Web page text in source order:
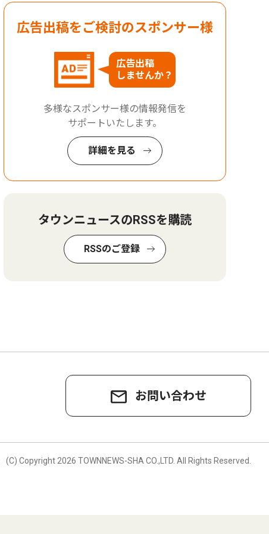
広告出稿をご検討のスポンサー様
広告出稿
しませんか？
多様なスポンサー様の情報発信を
サポートいたします。
詳細を見る
タウンニュースのRSSを購読
RSSのご登録
お問い合わせ
(C) Copyright 2026 TOWNNEWS-SHA CO.,LTD. All Rights Reserved.